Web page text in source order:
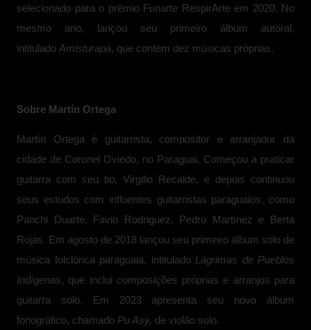
selecionado para o prêmio Funarte RespirArte em 2020. No
mesmo ano, lançou seu primeiro álbum autoral,
intitulado Amisturapá, que contém dez músicas próprias.
Sobre Martín Ortega
Martín Ortega é guitarrista, compositor e arranjador da
cidade de Coronel Oviedo, no Paraguai. Começou a praticar
guitarra com seu tio, Virgilio Recalde, e depois continuou
seus estudos com influentes guitarristas paraguaios, como
Panchi Duarte, Favio Rodriguez, Pedro Martínez e Berta
Rojas. Em agosto de 2018 lançou seu primeiro álbum solo de
música folclórica paraguaia, intitulado Lágrimas de Pueblos
Indígenas, que inclui composições próprias e arranjos para
guitarra solo. Em 2023 apresenta seu novo álbum
fonográfico, chamado Pu Asy, de violão solo.